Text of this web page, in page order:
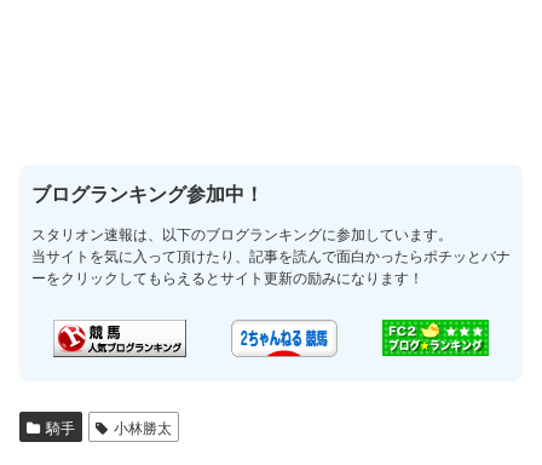
ブログランキング参加中！
スタリオン速報は、以下のブログランキングに参加しています。
当サイトを気に入って頂けたり、記事を読んで面白かったらポチッとバナ
ーをクリックしてもらえるとサイト更新の励みになります！
騎手 小林勝太